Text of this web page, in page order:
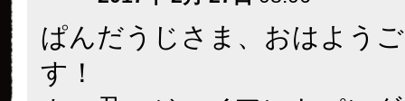
ぱんだうじさま、おはよう
す！